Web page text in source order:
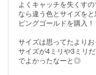
よくキャッチを失くす
なら違う色とサイズを
ピングゴールドを購入！
サイズは思ってたより
サイズが4ミリや3ミリ
でよかったなーと◎